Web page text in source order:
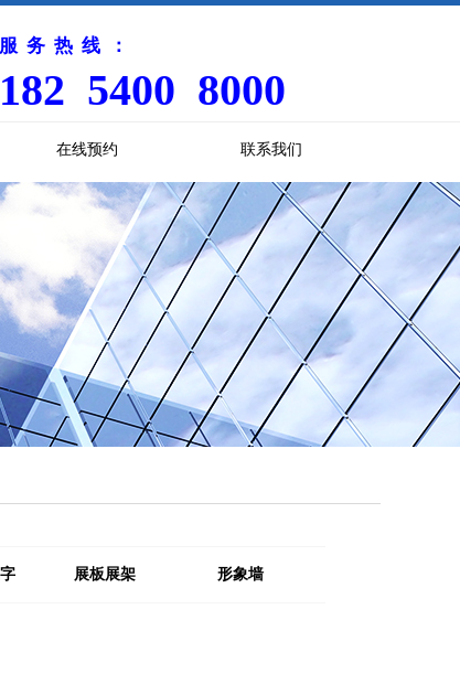
在线预约 联系我们
服务热线：
182 5400 8000
展板展架 形象墙